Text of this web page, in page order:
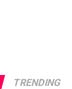
TRENDING